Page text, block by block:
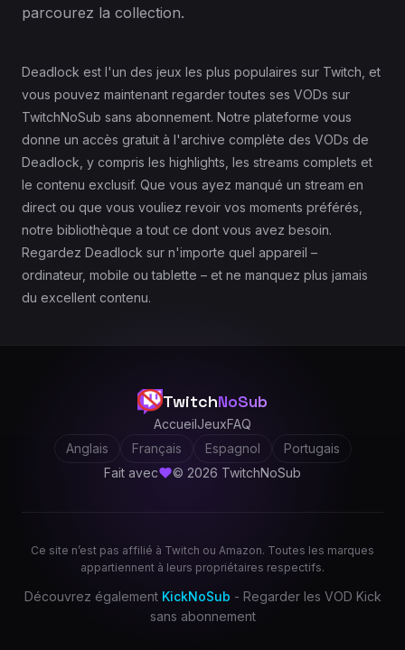
parcourez la collection.
Deadlock est l'un des jeux les plus populaires sur Twitch, et
vous pouvez maintenant regarder toutes ses VODs sur
TwitchNoSub sans abonnement. Notre plateforme vous
donne un accès gratuit à l'archive complète des VODs de
Deadlock, y compris les highlights, les streams complets et
le contenu exclusif. Que vous ayez manqué un stream en
direct ou que vous vouliez revoir vos moments préférés,
notre bibliothèque a tout ce dont vous avez besoin.
Regardez Deadlock sur n'importe quel appareil –
ordinateur, mobile ou tablette – et ne manquez plus jamais
du excellent contenu.
TwitchNoSub
AccueilJeuxFAQ
Anglais
Français Espagnol
Portugais
Fait avec
© 2026 TwitchNoSub
Ce site n’est pas affilié à Twitch ou Amazon. Toutes les marques
appartiennent à leurs propriétaires respectifs.
Découvrez également KickNoSub - Regarder les VOD Kick
sans abonnement